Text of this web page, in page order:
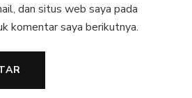
dan situs web saya pada
komentar saya berikutnya.